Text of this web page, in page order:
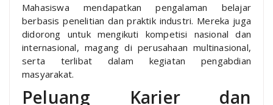
Mahasiswa mendapatkan pengalaman belajar
berbasis penelitian dan praktik industri. Mereka juga
didorong untuk mengikuti kompetisi nasional dan
internasional, magang di perusahaan multinasional,
serta terlibat dalam kegiatan pengabdian
masyarakat.
Peluang Karier dan